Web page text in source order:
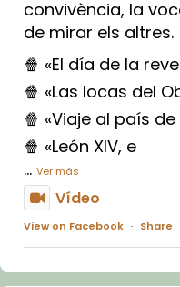
convivència, la
de mirar els altres.
🍿 «El día de la
🍿 «Las locas del
🍿 «Viaje al país
🍿 «León XIV, e
... Ver más
Vídeo
View on Facebook · Share
Arquebisbat